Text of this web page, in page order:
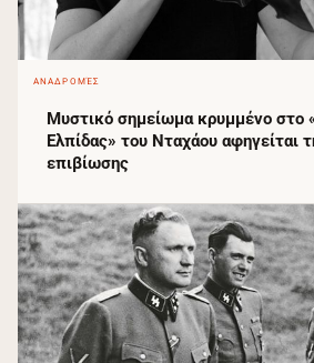
ΑΝΑΔΡΟΜΈΣ
Μυστικό σημείωμα κρυμμένο στο
Ελπίδας» του Νταχάου αφηγείται
επιβίωσης